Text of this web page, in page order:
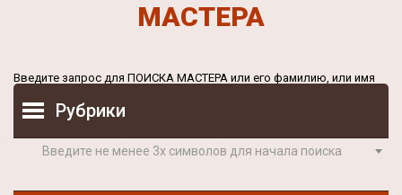
МАСТЕРА
Введите запрос для ПОИСКА МАСТЕРА или его фамилию, или имя
Рубрики
Введите не менее 3х символов для начала поиска